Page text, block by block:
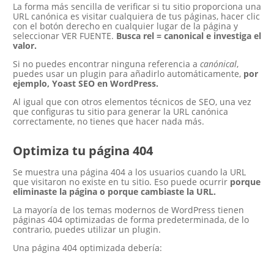
La forma más sencilla de verificar si tu sitio proporciona una
URL canónica es visitar cualquiera de tus páginas, hacer clic
con el botón derecho en cualquier lugar de la página y
seleccionar VER FUENTE. Busca rel = canonical e investiga el
valor.
Si no puedes encontrar ninguna referencia a canónical,
puedes usar un plugin para añadirlo automáticamente, por
ejemplo, Yoast SEO en WordPress.
Al igual que con otros elementos técnicos de SEO, una vez
que configuras tu sitio para generar la URL canónica
correctamente, no tienes que hacer nada más.
Optimiza tu página 404
Se muestra una página 404 a los usuarios cuando la URL
que visitaron no existe en tu sitio. Eso puede ocurrir porque
eliminaste la página o porque cambiaste la URL.
La mayoría de los temas modernos de WordPress tienen
páginas 404 optimizadas de forma predeterminada, de lo
contrario, puedes utilizar un plugin.
Una página 404 optimizada debería: